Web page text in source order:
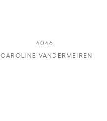
4046
CAROLINE VANDERMEIREN